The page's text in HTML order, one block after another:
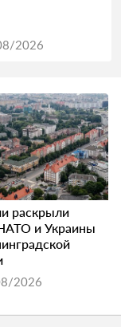
2026
раскрыли
и Украины
2026